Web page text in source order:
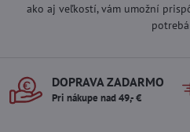
ako aj veľkostí, vám umožní
DOPRAVA ZADARMO
Pri nákupe nad 49,- €